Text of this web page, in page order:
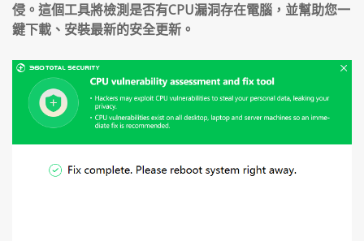
侵。這個工具將檢測是否有CPU漏洞存在電腦，並幫助您一
鍵下載、安裝最新的安全更新。